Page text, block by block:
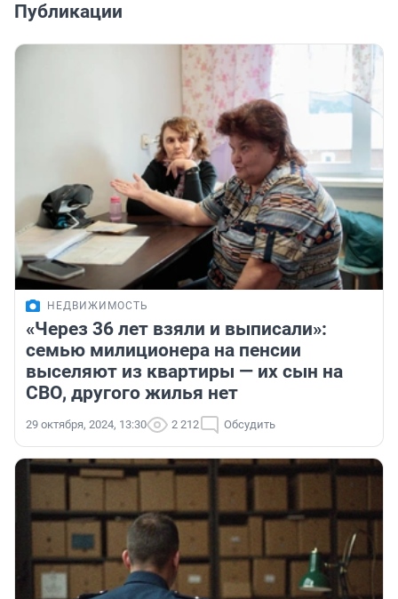
Публикации
НЕДВИЖИМОСТЬ
«Через 36 лет взяли и выписали»:
семью милиционера на пенсии
выселяют из квартиры — их сын на
СВО, другого жилья нет
29 октября, 2024, 13:30 2 212 Обсудить